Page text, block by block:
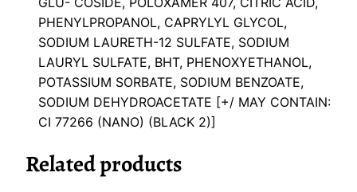
PHENYLPROPANOL, CAPRYLYL GLYCOL,
SODIUM LAURETH-12 SULFATE, SODIUM
LAURYL SULFATE, BHT, PHENOXYETHANOL,
POTASSIUM SORBATE, SODIUM BENZOATE,
SODIUM DEHYDROACETATE [+/ MAY CONTAIN:
CI 77266 (NANO) (BLACK 2)]
Related products